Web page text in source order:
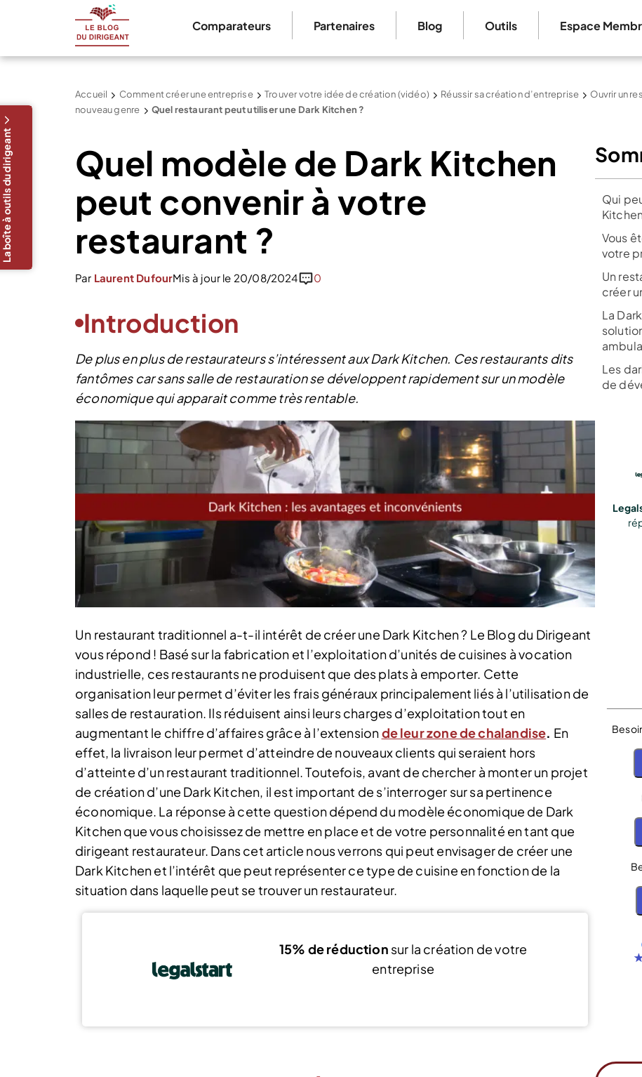
Comparateurs Partenaires Blog Outils Espace
Accueil Comment créer une entreprise Trouver votre idée de création (vidéo) Réussir sa création d’entreprise Ouvrir un
nouveau genre
Quel restaurant peut utiliser une Dark Kitchen ?
Quel modèle de Dark Kitchen
peut convenir à votre
restaurant ?
Par Laurent DufourMis à jour le 20/08/2024 0
Introduction
De plus en plus de restaurateurs s’intéressent aux Dark Kitchen. Ces restaurants dits
fantômes car sans salle de restauration se développent rapidement sur un modèle
économique qui apparait comme très rentable.
La boîte à outils du dirigeant
Un restaurant traditionnel a-t-il intérêt de créer une Dark Kitchen ? Le Blog du Dirigeant
vous répond ! Basé sur la fabrication et l’exploitation d’unités de cuisines à vocation
industrielle, ces restaurants ne produisent que des plats à emporter. Cette
organisation leur permet d’éviter les frais généraux principalement liés à l’utilisation de
salles de restauration. Ils réduisent ainsi leurs charges d’exploitation tout en
augmentant le chiffre d’affaires grâce à l’extensionde leur zone de chalandise. En
effet, la livraison leur permet d’atteindre de nouveaux clients qui seraient hors
d’atteinte d’un restaurant traditionnel. Toutefois, avant de chercher à monter un projet
de création d’une Dark Kitchen, il est important de s’interroger sur sa pertinence
économique. La réponse à cette question dépend du modèle économique de Dark
Kitchen que vous choisissez de mettre en place et de votre personnalité en tant que
dirigeant restaurateur. Dans cet article nous verrons qui peut envisager de créer une
Dark Kitchen et l’intérêt que peut représenter ce type de cuisine en fonction de la
situation dans laquelle peut se trouver un restaurateur.
15% de réduction sur la création de votre
entreprise
Qui
Vous
votre
Un
créer
La
Les
de